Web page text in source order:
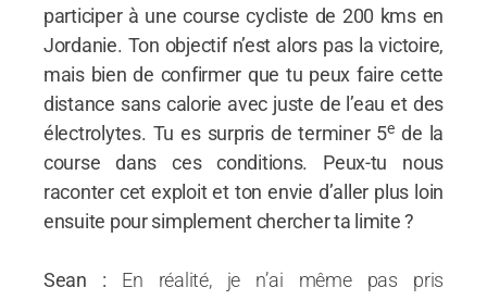
participer à une course cycliste de 200 kms en
Jordanie. Ton objectif n’est alors pas la victoire,
mais bien de confirmer que tu peux faire cette
distance sans calorie avec juste de l’eau et des
électrolytes. Tu es surpris de terminer 5ede la
course dans ces conditions. Peux-tu nous
raconter cet exploit et ton envie d’aller plus loin
ensuite pour simplement chercher ta limite ?
Sean : En réalité, je n’ai même pas pris